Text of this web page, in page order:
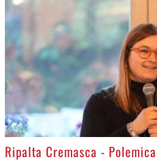
>
Ripalta Cremasca -